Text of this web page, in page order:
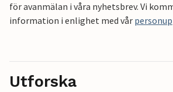
för avanmälan i våra nyhetsbrev. Vi
information i enlighet med vår
Utforska